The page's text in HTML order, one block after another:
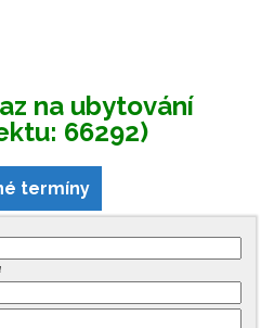
na ubytování
66292)
termíny